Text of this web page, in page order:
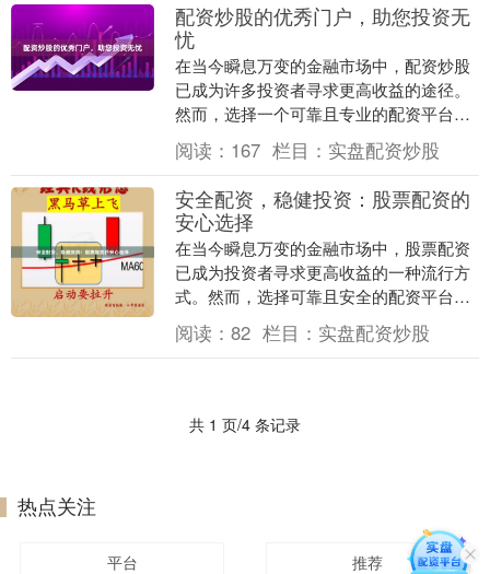
配资炒股的优秀门户，助您投资无
忧
在当今瞬息万变的金融市场中，配资炒股
已成为许多投资者寻求更高收益的途径。
然而，选择一个可靠且专业的配资平台至
关重要。 我们为您推荐一个配资炒股的优
秀门户，它将为....
阅读： 167 栏目： 实盘配资炒股
安全配资，稳健投资：股票配资的
安心选择
在当今瞬息万变的金融市场中，股票配资
已成为投资者寻求更高收益的一种流行方
式。然而，选择可靠且安全的配资平台至
关重要，以确保您的投资资金安全无虞。
**什么是股票....
阅读： 82 栏目： 实盘配资炒股
共 1 页/4 条记录
热点关注
平台 推荐